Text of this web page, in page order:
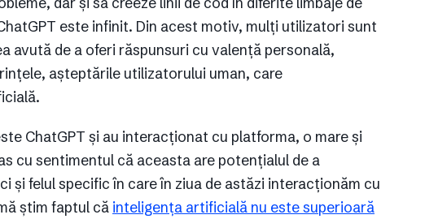
este infinit. Din acest motiv, mulți utilizatori sunt
avută de a oferi răspunsuri cu valență personală,
așteptările utilizatorului uman, care
ChatGPT și au interacționat cu platforma, o mare și
cu sentimentul că aceasta are potențialul de a
și felul specific în care în ziua de astăzi interacționăm cu
știm faptul că inteligența artificială nu este superioară